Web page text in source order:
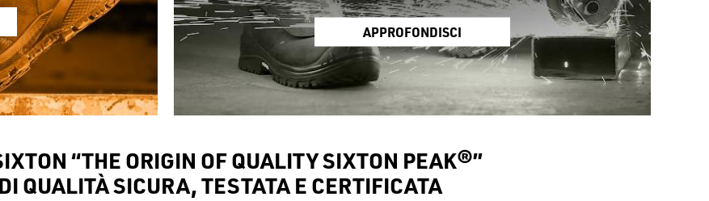
APPROFONDISCI
“THE ORIGIN OF QUALITY SIXTON PEAK®”
QUALITÀ SICURA, TESTATA E CERTIFICATA